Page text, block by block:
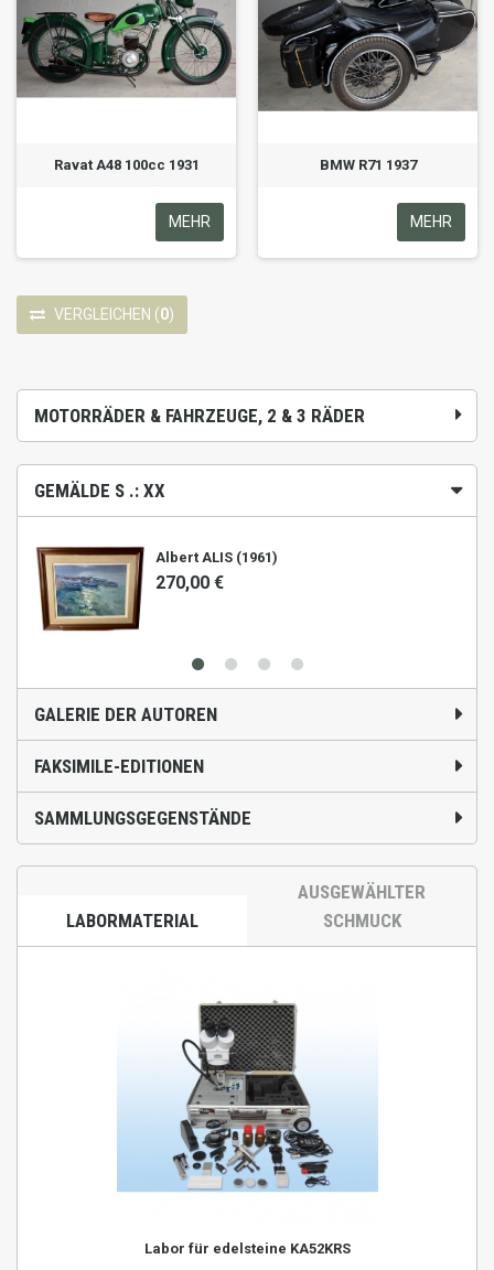
MOTORRÄDER & FAHRZEUGE, 2 & 3 RÄDER
GEMÄLDE S .: XX
Albert ALIS (1961)
270,00 €
GALERIE DER AUTOREN
FAKSIMILE-EDITIONEN
SAMMLUNGSGEGENSTÄNDE
LABORMATERIAL
AUSGEWÄHLTER
SCHMUCK
Labor für edelsteine KA52KRS
Ravat A48 100cc 1931
MEHR
BMW R71 1937
MEHR
VERGLEICHEN (0)